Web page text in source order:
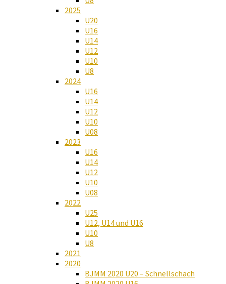
2025
U20
U16
U14
U12
U10
U8
2024
U16
U14
U12
U10
U08
2023
U16
U14
U12
U10
U08
2022
U25
U12, U14 und U16
U10
U8
2021
2020
BJMM 2020 U20 – Schnellschach